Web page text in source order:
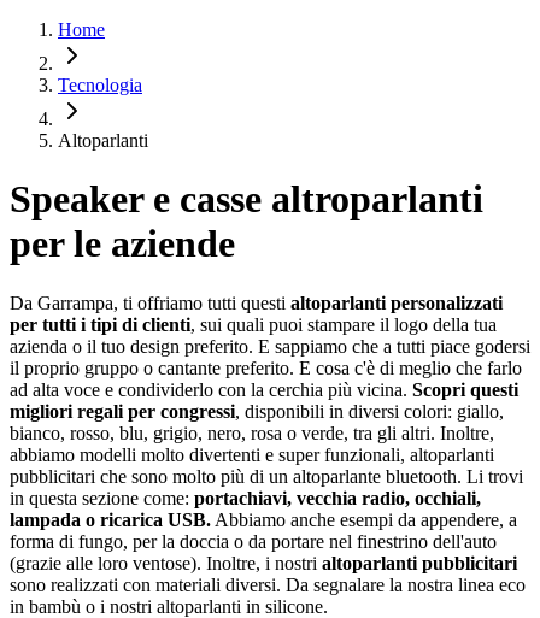
Home
Tecnologia
Altoparlanti
Speaker e casse altroparlanti
per le aziende
Da Garrampa, ti offriamo tutti questi altoparlanti personalizzati
per tutti i tipi di clienti, sui quali puoi stampare il logo della tua
azienda o il tuo design preferito. E sappiamo che a tutti piace godersi
il proprio gruppo o cantante preferito. E cosa c'è di meglio che farlo
ad alta voce e condividerlo con la cerchia più vicina. Scopri questi
migliori regali per congressi, disponibili in diversi colori: giallo,
bianco, rosso, blu, grigio, nero, rosa o verde, tra gli altri. Inoltre,
abbiamo modelli molto divertenti e super funzionali, altoparlanti
pubblicitari che sono molto più di un altoparlante bluetooth. Li trovi
in questa sezione come: portachiavi, vecchia radio, occhiali,
lampada o ricarica USB. Abbiamo anche esempi da appendere, a
forma di fungo, per la doccia o da portare nel finestrino dell'auto
(grazie alle loro ventose). Inoltre, i nostri altoparlanti pubblicitari
sono realizzati con materiali diversi. Da segnalare la nostra linea eco
in bambù o i nostri altoparlanti in silicone.